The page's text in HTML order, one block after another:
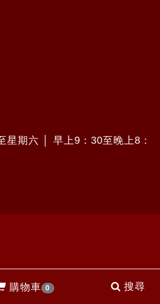
購物車 0 搜尋
星期六 │ 早上9：30至晚上8：